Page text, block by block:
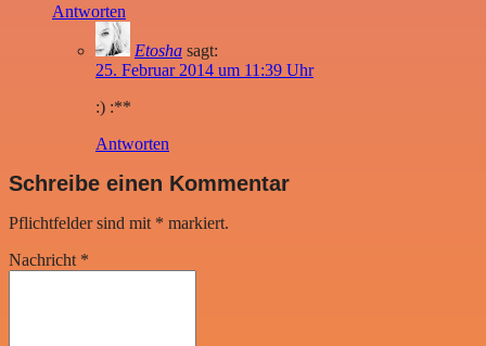
Antworten
Etosha sagt:
25. Februar 2014 um 11:39 Uhr
:) :**
Antworten
Schreibe einen Kommentar
Pflichtfelder sind mit * markiert.
Nachricht *